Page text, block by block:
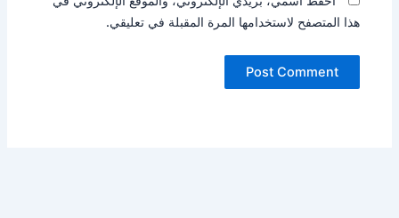
هذا المتصفح لاستخدامها المرة المقبلة في تعليقي.